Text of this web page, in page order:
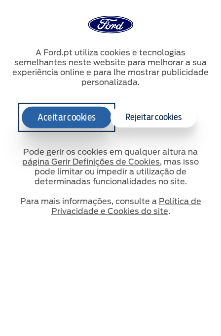
A Ford.pt utiliza cookies e tecnologias
semelhantes neste website para melhorar a sua
experiência online e para lhe mostrar publicidade
personalizada.
Aceitar cookies Rejeitar cookies
Pode gerir os cookies em qualquer altura na
página Gerir Definições de Cookies, mas isso
pode limitar ou impedir a utilização de
determinadas funcionalidades no site.
Para mais informações, consulte a Política de
Privacidade e Cookies do site.